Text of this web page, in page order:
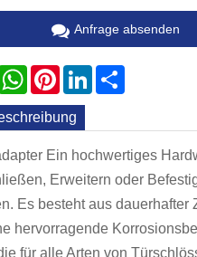
Anfrage absenden
WhatsApp
PinterestLinkedIn
Ein hochwertiges
Erweitern oder
Es besteht aus dauerhafter
hervorragende
für alle Arten von